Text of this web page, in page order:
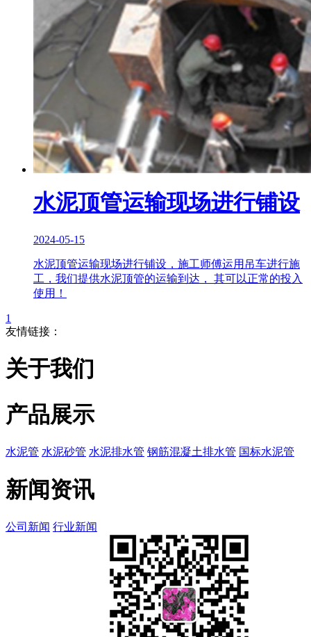
水泥顶管运输现场进行铺设
2024-05-15
水泥顶管运输现场进行铺设，施工师傅运用吊车进行施
工，我们提供水泥顶管的运输到达， 其可以正常的投入
使用！
1
友情链接：
关于我们
产品展示
水泥管 水泥砂管 水泥排水管 钢筋混凝土排水管 国标水泥管
新闻资讯
公司新闻 行业新闻